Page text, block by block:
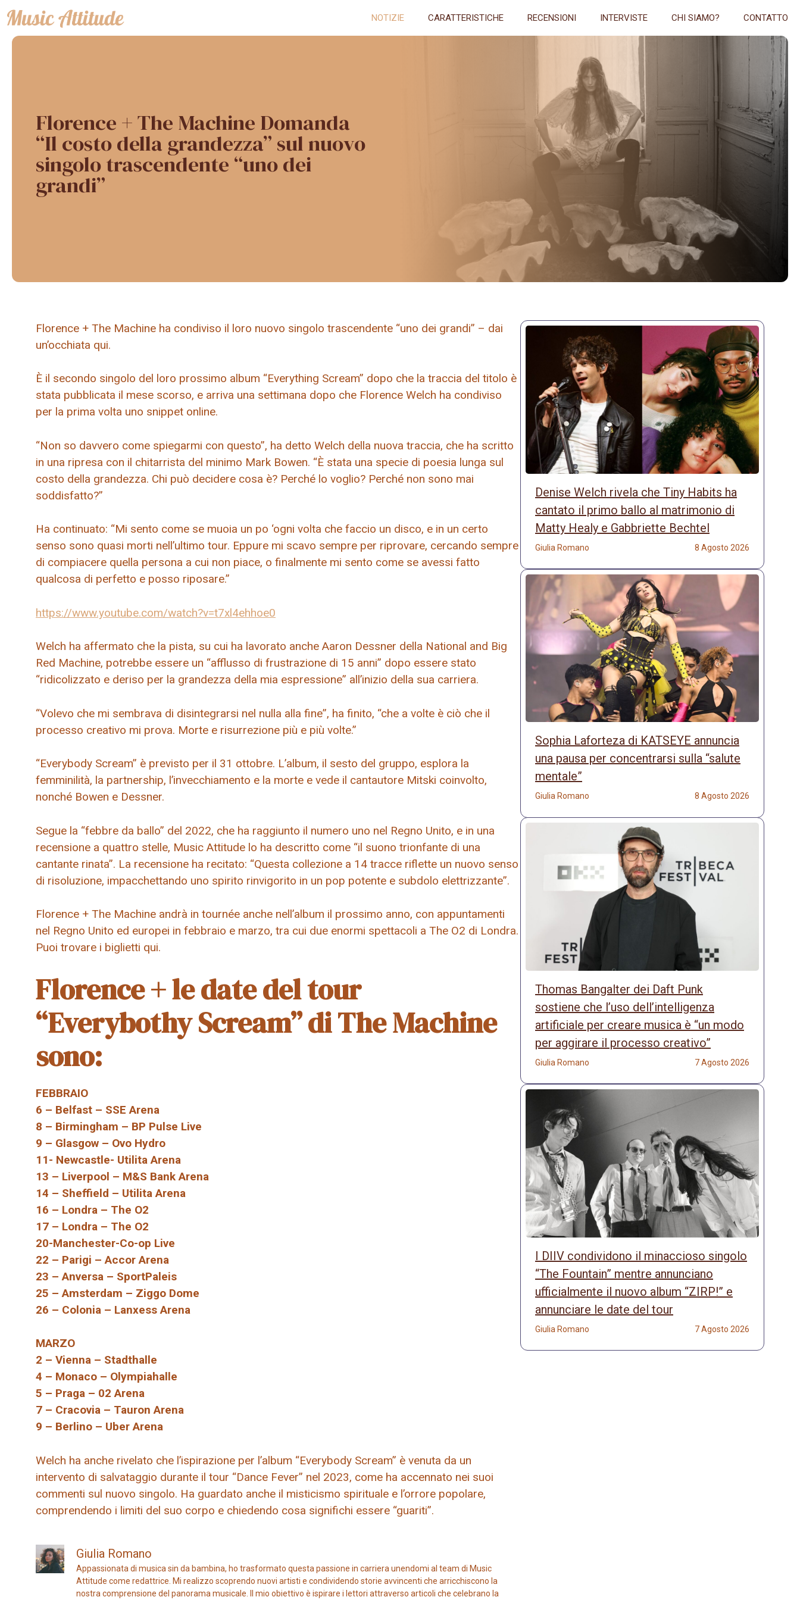
Vai
al
contenuto
NOTIZIE CARATTERISTICHE RECENSIONI INTERVISTE CHI SIAMO? CONTATTO
Florence + The Machine Domanda
“Il costo della grandezza” sul nuovo
singolo trascendente “uno dei
grandi”
Florence + The Machine ha condiviso il loro nuovo singolo trascendente “uno dei grandi” – dai
un’occhiata qui.
È il secondo singolo del loro prossimo album “Everything Scream” dopo che la traccia del titolo è
stata pubblicata il mese scorso, e arriva una settimana dopo che Florence Welch ha condiviso
per la prima volta uno snippet online.
“Non so davvero come spiegarmi con questo”, ha detto Welch della nuova traccia, che ha scritto
in una ripresa con il chitarrista del minimo Mark Bowen. “È stata una specie di poesia lunga sul
costo della grandezza. Chi può decidere cosa è? Perché lo voglio? Perché non sono mai
soddisfatto?”
Ha continuato: “Mi sento come se muoia un po ‘ogni volta che faccio un disco, e in un certo
senso sono quasi morti nell’ultimo tour. Eppure mi scavo sempre per riprovare, cercando sempre
di compiacere quella persona a cui non piace, o finalmente mi sento come se avessi fatto
qualcosa di perfetto e posso riposare.”
https://www.youtube.com/watch?v=t7xl4ehhoe0
Welch ha affermato che la pista, su cui ha lavorato anche Aaron Dessner della National and Big
Red Machine, potrebbe essere un “afflusso di frustrazione di 15 anni” dopo essere stato
“ridicolizzato e deriso per la grandezza della mia espressione” all’inizio della sua carriera.
“Volevo che mi sembrava di disintegrarsi nel nulla alla fine”, ha finito, “che a volte è ciò che il
processo creativo mi prova. Morte e risurrezione più e più volte.”
“Everybody Scream” è previsto per il 31 ottobre. L’album, il sesto del gruppo, esplora la
femminilità, la partnership, l’invecchiamento e la morte e vede il cantautore Mitski coinvolto,
nonché Bowen e Dessner.
Segue la “febbre da ballo” del 2022, che ha raggiunto il numero uno nel Regno Unito, e in una
recensione a quattro stelle, Music Attitude lo ha descritto come “il suono trionfante di una
cantante rinata”. La recensione ha recitato: “Questa collezione a 14 tracce riflette un nuovo senso
di risoluzione, impacchettando uno spirito rinvigorito in un pop potente e subdolo elettrizzante”.
Florence + The Machine andrà in tournée anche nell’album il prossimo anno, con appuntamenti
nel Regno Unito ed europei in febbraio e marzo, tra cui due enormi spettacoli a The O2 di Londra.
Puoi trovare i biglietti qui.
Florence + le date del tour
“Everybothy Scream” di The Machine
sono:
FEBBRAIO
6 – Belfast – SSE Arena
8 – Birmingham – BP Pulse Live
9 – Glasgow – Ovo Hydro
11- Newcastle- Utilita Arena
13 – Liverpool – M&S Bank Arena
14 – Sheffield – Utilita Arena
16 – Londra – The O2
17 – Londra – The O2
20-Manchester-Co-op Live
22 – Parigi – Accor Arena
23 – Anversa – SportPaleis
25 – Amsterdam – Ziggo Dome
26 – Colonia – Lanxess Arena
MARZO
2 – Vienna – Stadthalle
4 – Monaco – Olympiahalle
5 – Praga – 02 Arena
7 – Cracovia – Tauron Arena
9 – Berlino – Uber Arena
Welch ha anche rivelato che l’ispirazione per l’album “Everybody Scream” è venuta da un
intervento di salvataggio durante il tour “Dance Fever” nel 2023, come ha accennato nei suoi
commenti sul nuovo singolo. Ha guardato anche il misticismo spirituale e l’orrore popolare,
comprendendo i limiti del suo corpo e chiedendo cosa significhi essere “guariti”.
Giulia Romano
Appassionata di musica sin da bambina, ho trasformato questa passione in carriera unendomi al team di Music
Attitude come redattrice. Mi realizzo scoprendo nuovi artisti e condividendo storie avvincenti che arricchiscono la
nostra comprensione del panorama musicale. Il mio obiettivo è ispirare i lettori attraverso articoli che celebrano la
Denise Welch rivela che Tiny Habits ha
cantato il primo ballo al matrimonio di
Matty Healy e Gabbriette Bechtel
Giulia Romano 8 Agosto 2026
Sophia Laforteza di KATSEYE annuncia
una pausa per concentrarsi sulla “salute
mentale”
Giulia Romano 8 Agosto 2026
Thomas Bangalter dei Daft Punk
sostiene che l’uso dell’intelligenza
artificiale per creare musica è “un modo
per aggirare il processo creativo”
Giulia Romano 7 Agosto 2026
I DIIV condividono il minaccioso singolo
“The Fountain” mentre annunciano
ufficialmente il nuovo album “ZIRP!” e
annunciare le date del tour
Giulia Romano 7 Agosto 2026